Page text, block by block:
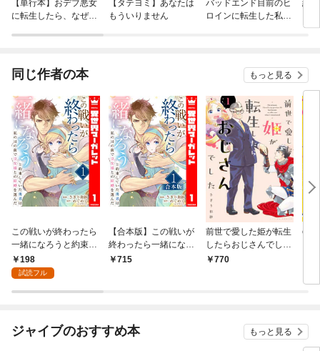
【単行本】おデブ悪女
に転生したら、なぜか
【タテヨミ】あなたは
もういりません
バッドエンド目前のヒ
ロインに転生した私、
結
同じ作者の本 もっと見る
この戦いが終わったら
一緒になろうと約束し
ていた勇者は、私の目
の前で皇女様との結婚
198
試読フル
【合本版】この戦いが
終わったら一緒になろ
うと約束していた勇者
715
前世で愛した姫が転生
したらおじさんでした
1 770
ジャイブのおすすめ本 もっと見る